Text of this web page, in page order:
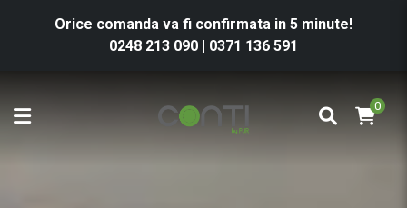
Orice comanda va fi confirmata in 5 minute!
0248 213 090 | 0371 136 591
0